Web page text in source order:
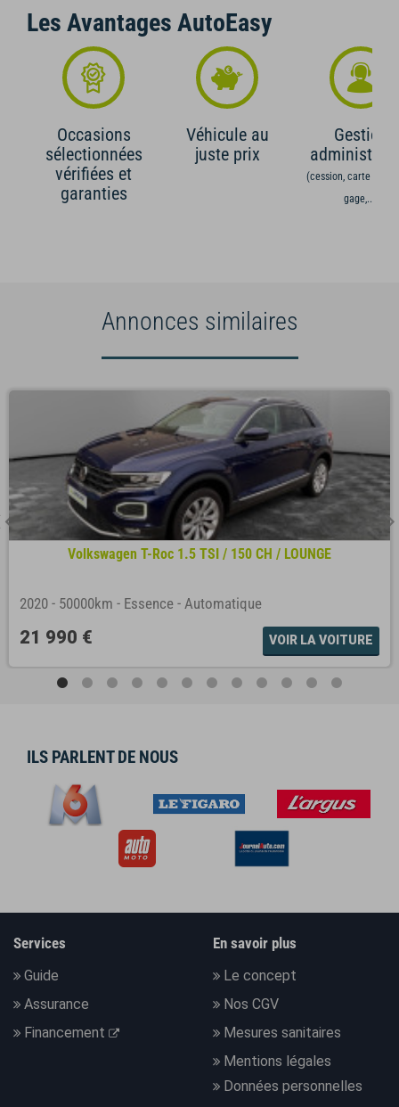
Les Avantages AutoEasy
Occasions
sélectionnées
vérifiées et
garanties
Véhicule au
juste prix
Gestion
(cession, carte grise,
gage,...)
Annonces similaires
Volkswagen T-Roc 1.5 TSI / 150 CH / LOUNGE
2020 - 50000km - Essence - Automatique
21 990 € VOIR LA VOITURE
ILS PARLENT DE NOUS
Services
Guide
Assurance
Financement
En savoir plus
Le concept
Nos CGV
Mesures sanitaires
Mentions légales
Données personnelles